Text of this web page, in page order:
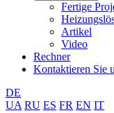
Fertige
Artikel
Video
Rechner
Kontaktieren Sie
DE
UA RU ES FR EN IT